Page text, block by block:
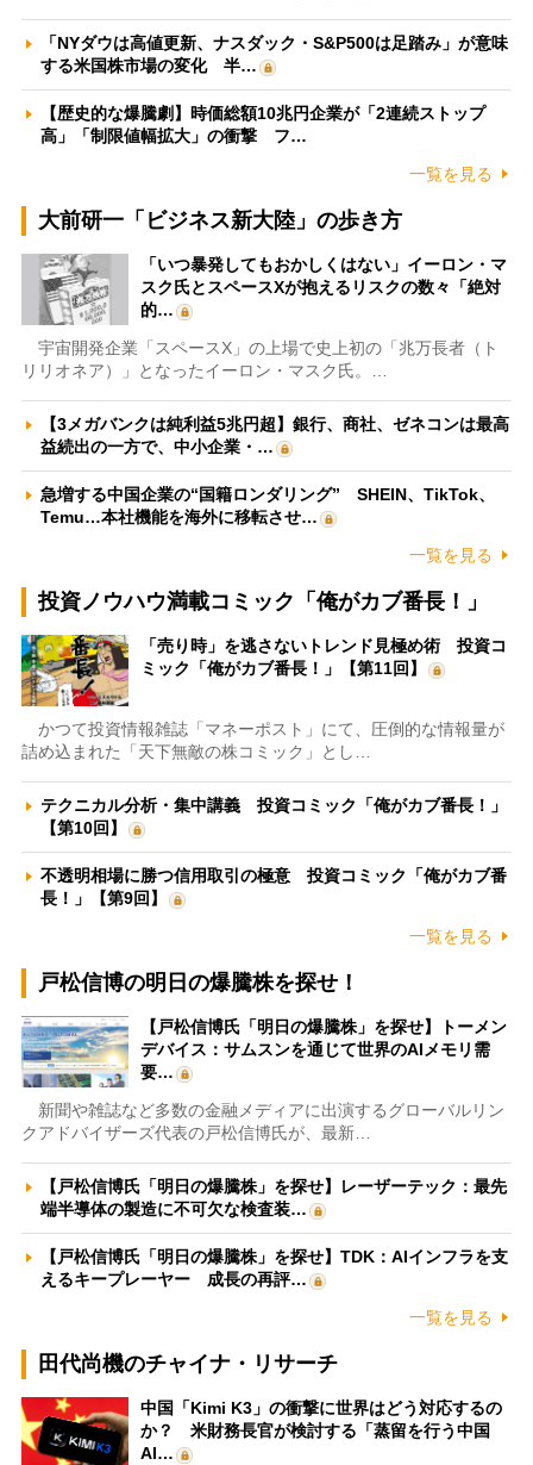
「NYダウは高値更新、ナスダック・S&P500は足踏み」が意味
する米国株市場の変化 半…
【歴史的な爆騰劇】時価総額10兆円企業が「2連続ストップ
高」「制限値幅拡大」の衝撃 フ…
一覧を見る
大前研一「ビジネス新大陸」の歩き方
「いつ暴発してもおかしくはない」イーロン・マ
スク氏とスペースXが抱えるリスクの数々「絶対
的…
宇宙開発企業「スペースX」の上場で史上初の「兆万長者（ト
リリオネア）」となったイーロン・マスク氏。…
【3メガバンクは純利益5兆円超】銀行、商社、ゼネコンは最高
益続出の一方で、中小企業・…
急増する中国企業の“国籍ロンダリング” SHEIN、TikTok、
Temu…本社機能を海外に移転させ…
一覧を見る
投資ノウハウ満載コミック「俺がカブ番長！」
「売り時」を逃さないトレンド見極め術 投資コ
ミック「俺がカブ番長！」【第11回】
かつて投資情報雑誌「マネーポスト」にて、圧倒的な情報量が
詰め込まれた「天下無敵の株コミック」とし…
テクニカル分析・集中講義 投資コミック「俺がカブ番長！」
【第10回】
不透明相場に勝つ信用取引の極意 投資コミック「俺がカブ番
長！」【第9回】
一覧を見る
戸松信博の明日の爆騰株を探せ！
【戸松信博氏「明日の爆騰株」を探せ】トーメン
デバイス：サムスンを通じて世界のAIメモリ需
要…
新聞や雑誌など多数の金融メディアに出演するグローバルリン
クアドバイザーズ代表の戸松信博氏が、最新…
【戸松信博氏「明日の爆騰株」を探せ】レーザーテック：最先
端半導体の製造に不可欠な検査装…
【戸松信博氏「明日の爆騰株」を探せ】TDK：AIインフラを支
えるキープレーヤー 成長の再評…
一覧を見る
田代尚機のチャイナ・リサーチ
中国「Kimi K3」の衝撃に世界はどう対応するの
か？ 米財務長官が検討する「蒸留を行う中国
AI…